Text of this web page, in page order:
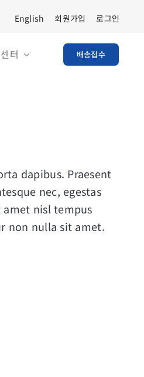
English 회원가입 로그인
터 배송접수
dapibus. Praesent
nec, egestas
nisl tempus
non nulla sit amet.